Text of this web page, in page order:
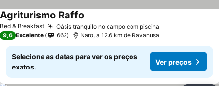
Bed & Breakfast Oásis tranquilo no campo com piscina
Agriturismo Raffo
9,6 Excelente 662 Naro, a 12.6 km de Ravanusa
Selecione as datas para ver os preços
exatos.
Ver preços